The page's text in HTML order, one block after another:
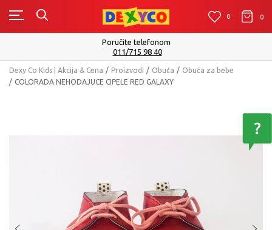
0 0 0
Poručite telefonom
011/715 98 40
Dexy Co Kids | Akcija & Cena Proizvodi Obuća
Obuća za bebe
COLORADA NEHODAJUCE CIPELE RED GALAXY